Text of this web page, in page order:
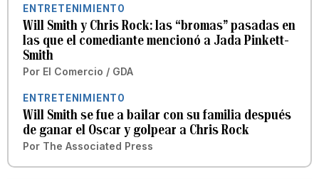
ENTRETENIMIENTO
Will Smith y Chris Rock: las “bromas” pasadas en
las que el comediante mencionó a Jada Pinkett-
Smith
Por El Comercio / GDA
ENTRETENIMIENTO
Will Smith se fue a bailar con su familia después
de ganar el Oscar y golpear a Chris Rock
Por The Associated Press